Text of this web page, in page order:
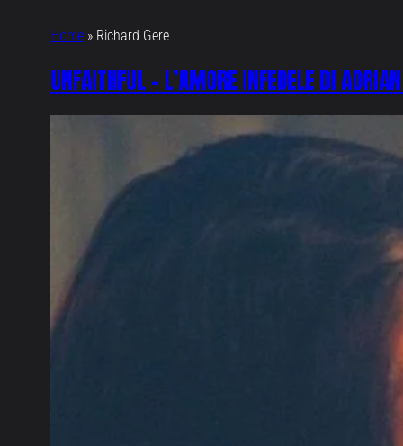
Home » Richard Gere
UNFAITHFUL – L’AMORE INFEDELE DI